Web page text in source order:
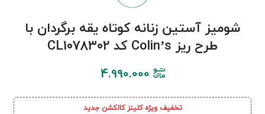
شومیز آستین زنانه کوتاه یقه برگردان با
طرح ریز Colin’s کد CL1078302
4.990.000
تخفیف ویژه کلینز کالکشن جدید